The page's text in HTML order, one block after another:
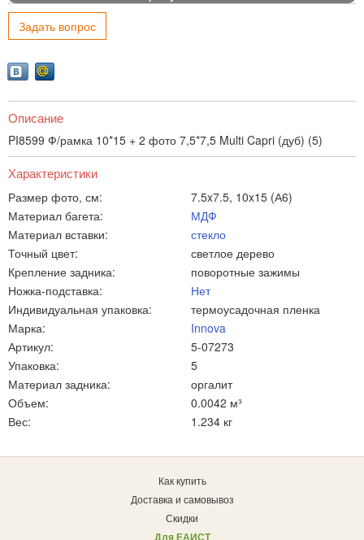
Задать вопрос
Описание
PI8599 Ф/рамка 10*15 + 2 фото 7,5*7,5 Multi Capri (дуб) (5)
Характеристики
Размер фото, см:
7.5x7.5, 10x15 (А6)
Материал багета:
МДФ
Материал вставки:
стекло
Точный цвет:
светлое дерево
Крепление задника:
поворотные зажимы
Ножка-подставка:
Нет
Индивидуальная упаковка:
термоусадочная пленка
Марка:
Innova
Артикул:
5-07273
Упаковка:
5
Материал задника:
оргалит
Объем:
0.0042 м³
Вес:
1.234 кг
Как купить
Доставка и самовывоз
Скидки
Для ЕАИСТ